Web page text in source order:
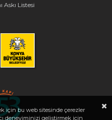
Askı Listesi
için bu web sitesinde çerezler
deneyiminizi geliştirmek için